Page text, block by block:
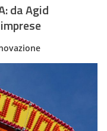
da Agid